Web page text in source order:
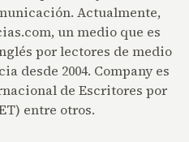
Actualmente,
un medio que es
por lectores de medio
desde 2004. Company es
de Escritores por
entre otros.